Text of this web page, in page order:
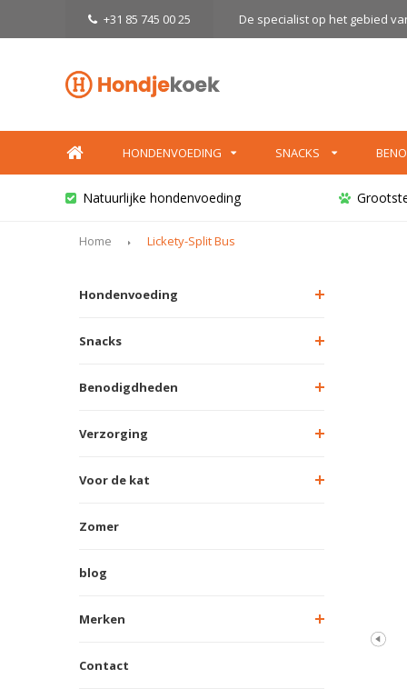
+31 85 745 00 25 De specialist op het gebied
HONDENVOEDING SNACKS
Natuurlijke hondenvoeding
Home Lickety-Split Bus
Hondenvoeding
Snacks
Benodigdheden
Verzorging
Voor de kat
Zomer
blog
Merken
Contact